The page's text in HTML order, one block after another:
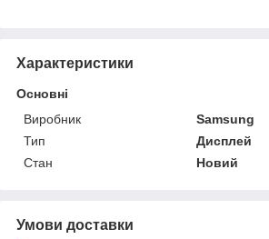
Характеристики
Основні
Виробник
Samsung
Тип
Дисплей
Стан
Новий
Умови доставки